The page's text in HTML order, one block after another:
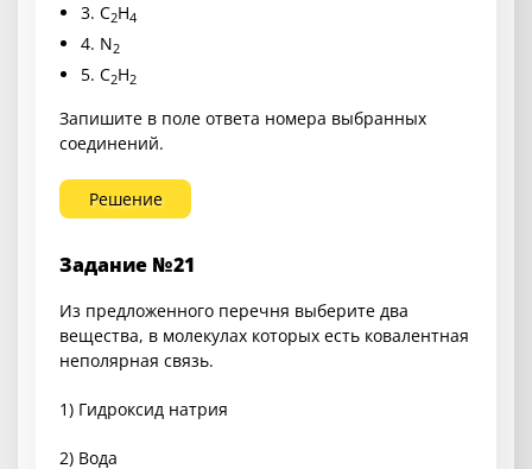
3. C2H4
4. N2
5. C2H2
Запишите в поле ответа номера выбранных
соединений.
Решение
Задание №21
Из предложенного перечня выберите два
вещества, в молекулах которых есть ковалентная
неполярная связь.
1) Гидроксид натрия
2) Вода